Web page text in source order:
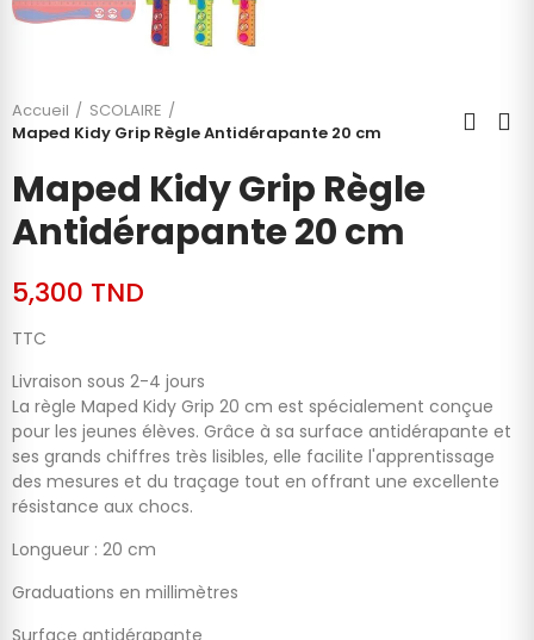
Accueil
SCOLAIRE
Maped Kidy Grip Règle Antidérapante 20 cm
Maped Kidy Grip Règle
Antidérapante 20 cm
5,300 TND
TTC
Livraison sous 2-4 jours
La règle Maped Kidy Grip 20 cm est spécialement conçue
pour les jeunes élèves. Grâce à sa surface antidérapante et
ses grands chiffres très lisibles, elle facilite l'apprentissage
des mesures et du traçage tout en offrant une excellente
résistance aux chocs.
Longueur : 20 cm
Graduations en millimètres